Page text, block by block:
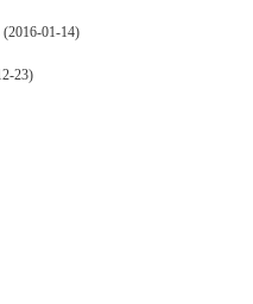
(2016-01-14)
23)